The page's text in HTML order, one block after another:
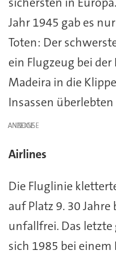
Jahr 1945 gab es
Toten: Der
ein Flugzeug bei
Madeira in die
Insassen
ANZEIGE
Airlines
Die Fluglinie
auf Platz 9. 30
unfallfrei. Das
sich 1985 bei